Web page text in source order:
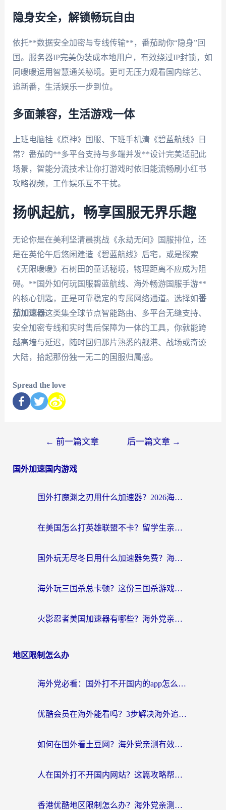
隐身安全，解锁畅玩自由
依托**数据安全加密与专线传输**，番茄助你“隐身”回
国。服务器IP完美伪装成本地用户，有效绕过IP封锁，如
同暖暖运用智慧通关秘境。更可无压力观看国内综艺、
追新番，生活娱乐一步到位。
多面兼容，生活游戏一体
上班电脑挂《原神》国服、下班手机清《碧蓝航线》日
常？番茄的**多平台支持与多端并发**设计完美适配此
场景，智能分流技术让你打游戏时依旧能流畅刷小红书
攻略视频，工作娱乐互不干扰。
扬帆起航，畅享国服无界乐趣
无论你是在美利坚清晨挑战《永劫无间》国服排位，还
是在英伦午后悠闲建造《碧蓝航线》后宅，或是探索
《无限暖暖》石树田的童话秘境，物理距离不应成为阻
碍。**国外如何玩国服碧蓝航线、海外畅游国服手游**
的核心钥匙，正是可靠稳定的专属网络通道。选择如番
茄加速器这类集全球节点智能路由、多平台无缝支持、
安全加密专线和实时售后保障为一体的工具，你就能跨
越高墙与延迟，随时回归那片熟悉的舰港、战场或奇迹
大陆，拾起那份独一无二的国服归属感。
Spread the love
← 前一篇文章 后一篇文章 →
国外加速国内游戏
国外打魔渊之刃用什么加速器？2026海外玩家国服游戏加速全攻略（附闪耀暖暖&复苏的魔女避坑指南）
在美国怎么打英雄联盟不卡？留学生亲测的国服游戏加速全攻略
国外玩无尽冬日用什么加速器免费？海外党国服游戏加速避坑指南
海外玩三国杀总卡顿？这份三国杀游戏加速器指南帮你告别延迟烦恼
火影忍者美国加速器有哪些？海外党亲测的国服游戏加速全攻略（含菲律宾玩三国之刃守望黎明技巧）
地区限制怎么办
海外党必看：国外打不开国内的app怎么办？3步解决你的乡愁
优酷会员在海外能看吗？3步解决海外追剧难题，附实测好用加速器推荐
如何在国外看土豆网？海外党亲测有效的追剧加速器选择指南
人在国外打不开国内网站？这篇攻略帮你无缝解锁国内资源（附交管12123使用技巧）
香港优酷地区限制怎么办？海外党亲测有效的追剧解决方案